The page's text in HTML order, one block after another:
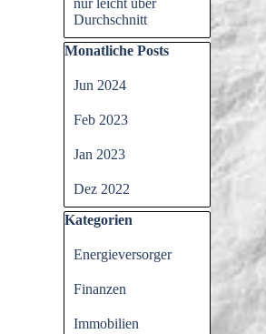
nur leicht über
Durchschnitt
Block überspringen Monatliche Posts
Monatliche Posts
Jun 2024
Feb 2023
Jan 2023
Dez 2022
Block überspringen Kategorien
Kategorien
Energieversorger
Finanzen
Immobilien